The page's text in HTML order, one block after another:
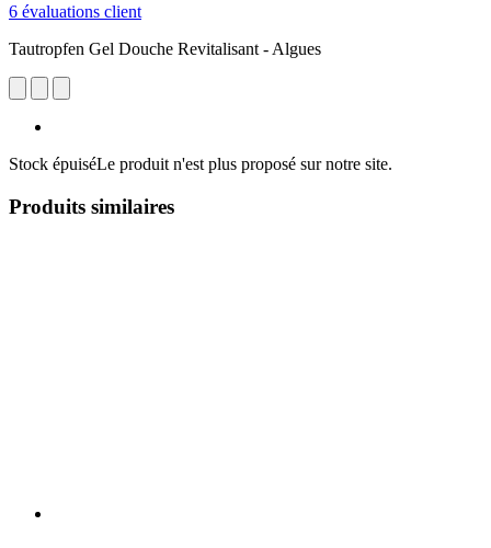
6 évaluations client
Tautropfen Gel Douche Revitalisant - Algues
Stock épuiséLe produit n'est plus proposé sur notre site.
Produits similaires